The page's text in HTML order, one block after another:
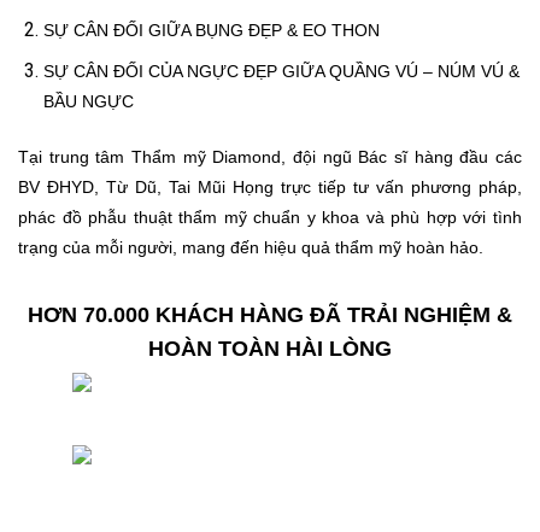
SỰ CÂN ĐỐI GIỮA BỤNG ĐẸP & EO THON
SỰ CÂN ĐỐI CỦA NGỰC ĐẸP GIỮA QUẦNG VÚ – NÚM VÚ &
BẦU NGỰC
Tại trung tâm Thẩm mỹ Diamond, đội ngũ Bác sĩ hàng đầu các
BV ĐHYD, Từ Dũ, Tai Mũi Họng trực tiếp tư vấn phương pháp,
phác đồ phẫu thuật thẩm mỹ chuẩn y khoa và phù hợp với tình
trạng của mỗi người, mang đến hiệu quả thẩm mỹ hoàn hảo.
HƠN 70.000 KHÁCH HÀNG ĐÃ TRẢI NGHIỆM &
HOÀN TOÀN HÀI LÒNG